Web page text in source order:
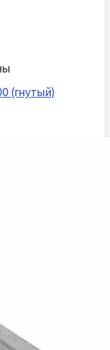
(гнутый)